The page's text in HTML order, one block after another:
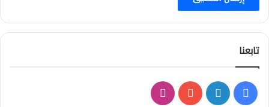
تابعنا
فيسبوكلينكدإن‫YouTubeانستقرام